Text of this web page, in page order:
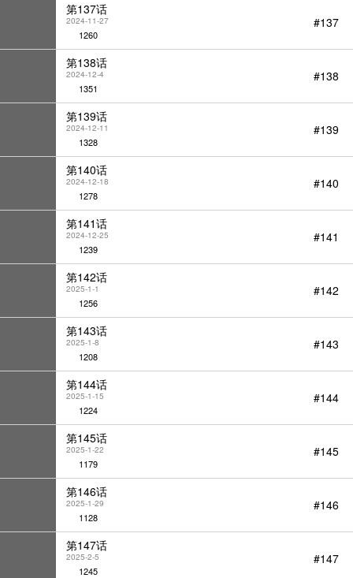
第137话
2024-11-27
1260
#137
第138话
2024-12-4
1351
#138
第139话
2024-12-11
1328
#139
第140话
2024-12-18
1278
#140
第141话
2024-12-25
1239
#141
第142话
2025-1-1
1256
#142
第143话
2025-1-8
1208
#143
第144话
2025-1-15
1224
#144
第145话
2025-1-22
1179
#145
第146话
2025-1-29
1128
#146
第147话
2025-2-5
1245
#147